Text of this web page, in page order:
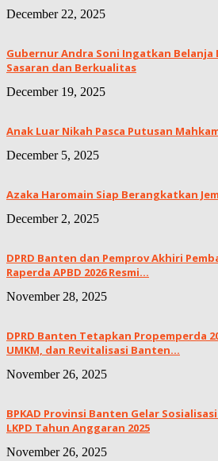
December 22, 2025
Gubernur Andra Soni Ingatkan Belanja
Sasaran dan Berkualitas
December 19, 2025
Anak Luar Nikah Pasca Putusan
December 5, 2025
Azaka Haromain Siap Berangkatkan
December 2, 2025
DPRD Banten dan Pemprov Akhiri
Raperda APBD 2026 Resmi...
November 28, 2025
DPRD Banten Tetapkan Propemperda
UMKM, dan Revitalisasi Banten...
November 26, 2025
BPKAD Provinsi Banten Gelar
LKPD Tahun Anggaran 2025
November 26, 2025